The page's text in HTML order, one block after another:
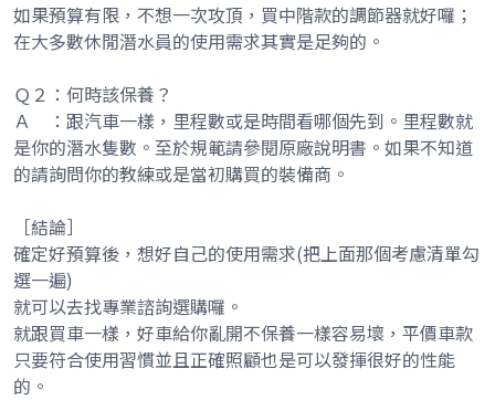
如果預算有限，不想一次攻頂，買中階款的調節器就好囉；
在大多數休閒潛水員的使用需求其實是足夠的。
Ｑ２：何時該保養？
Ａ ：跟汽車一樣，里程數或是時間看哪個先到。里程數就
是你的潛水隻數。至於規範請參閱原廠說明書。如果不知道
的請詢問你的教練或是當初購買的裝備商。
［結論］
確定好預算後，想好自己的使用需求(把上面那個考慮清單勾
選一遍)
就可以去找專業諮詢選購囉。
就跟買車一樣，好車給你亂開不保養一樣容易壞，平價車款
只要符合使用習慣並且正確照顧也是可以發揮很好的性能
的。